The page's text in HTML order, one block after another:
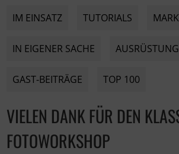
IM EINSATZ
TUTORIALS
IN EIGENER SACHE AUSRÜSTUNG
GAST-BEITRÄGE TOP 100
VIELEN DANK FÜR DEN
FOTOWORKSHOP